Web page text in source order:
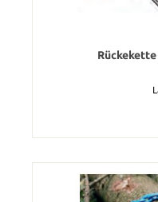
Rückekette